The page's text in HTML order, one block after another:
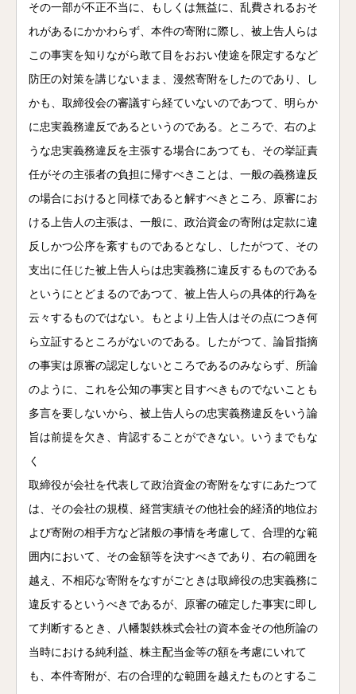
その一部が不正不当に、もしくは無益に、乱費されるおそ
れがあるにかかわらず、本件の寄附に際し、被上告人らは
この事実を知りながら敢て目をおおい使途を限定するなど
防圧の対策を講じないまま、漫然寄附をしたのであり、し
かも、取締役会の審議すら経ていないのであつて、明らか
に忠実義務違反であるというのである。ところで、右のよ
うな忠実義務違反を主張する場合にあつても、その挙証責
任がその主張者の負担に帰すべきことは、一般の義務違反
の場合におけると同様であると解すべきところ、原審にお
ける上告人の主張は、一般に、政治資金の寄附は定款に違
反しかつ公序を紊すものであるとなし、したがつて、その
支出に任じた被上告人らは忠実義務に違反するものである
というにとどまるのであつて、被上告人らの具体的行為を
云々するものではない。もとより上告人はその点につき何
ら立証するところがないのである。したがつて、論旨指摘
の事実は原審の認定しないところであるのみならず、所論
のように、これを公知の事実と目すべきものでないことも
多言を要しないから、被上告人らの忠実義務違反をいう論
旨は前提を欠き、肯認することができない。いうまでもな
く
取締役が会社を代表して政治資金の寄附をなすにあたつて
は、その会社の規模、経営実績その他社会的経済的地位お
よび寄附の相手方など諸般の事情を考慮して、合理的な範
囲内において、その金額等を決すべきであり、右の範囲を
越え、不相応な寄附をなすがごときは取締役の忠実義務に
違反するというべきであるが、原審の確定した事実に即し
て判断するとき、八幡製鉄株式会社の資本金その他所論の
当時における純利益、株主配当金等の額を考慮にいれて
も、本件寄附が、右の合理的な範囲を越えたものとするこ